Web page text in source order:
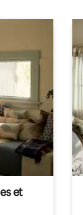
et